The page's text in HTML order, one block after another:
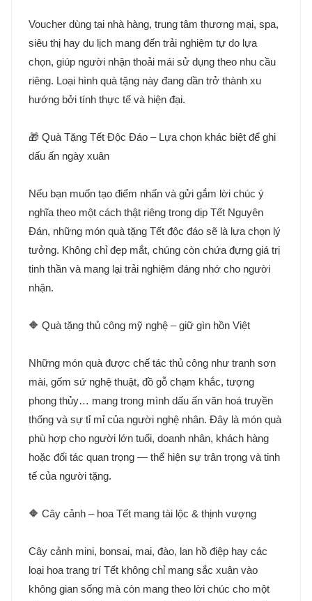
Voucher dùng tại nhà hàng, trung tâm thương mại, spa,
siêu thị hay du lịch mang đến trải nghiệm tự do lựa
chọn, giúp người nhận thoải mái sử dụng theo nhu cầu
riêng. Loại hình quà tặng này đang dần trở thành xu
hướng bởi tính thực tế và hiện đại.
🎁 Quà Tặng Tết Độc Đáo – Lựa chọn khác biệt để ghi
dấu ấn ngày xuân
Nếu bạn muốn tạo điểm nhấn và gửi gắm lời chúc ý
nghĩa theo một cách thật riêng trong dịp Tết Nguyên
Đán, những món quà tặng Tết độc đáo sẽ là lựa chọn lý
tưởng. Không chỉ đẹp mắt, chúng còn chứa đựng giá trị
tinh thần và mang lại trải nghiệm đáng nhớ cho người
nhận.
🔶 Quà tặng thủ công mỹ nghệ – giữ gìn hồn Việt
Những món quà được chế tác thủ công như tranh sơn
mài, gốm sứ nghệ thuật, đồ gỗ chạm khắc, tượng
phong thủy… mang trong mình dấu ấn văn hoá truyền
thống và sự tỉ mỉ của người nghệ nhân. Đây là món quà
phù hợp cho người lớn tuổi, doanh nhân, khách hàng
hoặc đối tác quan trọng — thể hiện sự trân trọng và tinh
tế của người tặng.
🔶 Cây cảnh – hoa Tết mang tài lộc & thịnh vượng
Cây cảnh mini, bonsai, mai, đào, lan hồ điệp hay các
loại hoa trang trí Tết không chỉ mang sắc xuân vào
không gian sống mà còn mang theo lời chúc cho một